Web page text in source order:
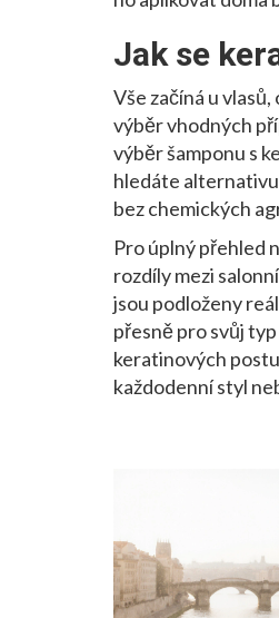
Jak se
Vše začíná uvlasů,
výběr vhodných
výběr šamponu s
hledáte alternativu
bez chemických
Pro úplný přehled
rozdíly mezi
jsou podloženy
přesně pro svůj
keratinových
každodenní styl